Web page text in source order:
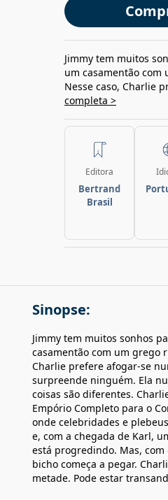
Jimmy tem muitos
um casamentão com
Nesse caso, Charlie
completa >
Editora
Bertrand
Brasil
Sinopse:
Jimmy tem muitos sonhos
casamentão com um grego
Charlie prefere afogar-se
surpreende ninguém. Ela
coisas são diferentes.
Empório Completo para o
onde celebridades e
e, com a chegada de Karl,
está progredindo. Mas,
bicho começa a pegar.
metade. Pode estar